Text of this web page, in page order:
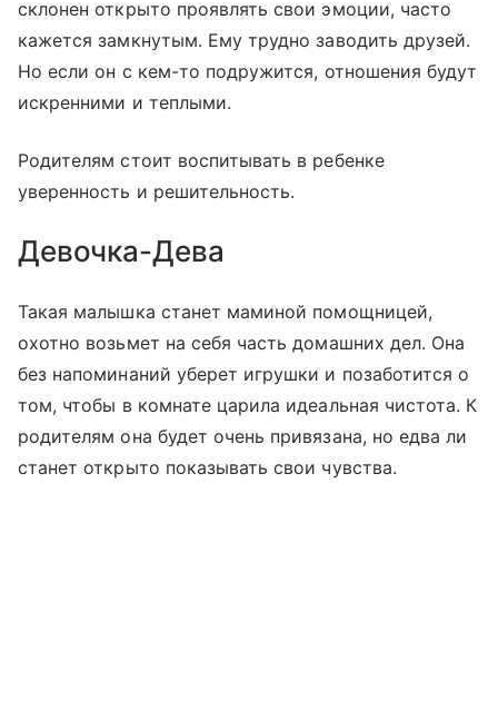
склонен открыто проявлять свои эмоции, часто
кажется замкнутым. Ему трудно заводить друзей.
Но если он с кем-то подружится, отношения будут
искренними и теплыми.
Родителям стоит воспитывать в ребенке
уверенность и решительность.
Девочка-Дева
Такая малышка станет маминой помощницей,
охотно возьмет на себя часть домашних дел. Она
без напоминаний уберет игрушки и позаботится о
том, чтобы в комнате царила идеальная чистота. К
родителям она будет очень привязана, но едва ли
станет открыто показывать свои чувства.